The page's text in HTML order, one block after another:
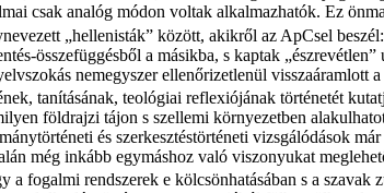
csak analóg módon voltak alkalmazhatók. Ez
„hellenisták” között, akikről az ApCsel
összefüggésből a másikba, s kaptak
nemegyszer ellenőrizetlenül visszaáramlott
tanításának, teológiai reflexiójának történetét
földrajzi tájon s szellemi környezetben
és szerkesztéstörténeti vizsgálódások
még inkább egymáshoz való viszonyukat
fogalmi rendszerek e kölcsönhatásában s a szavak